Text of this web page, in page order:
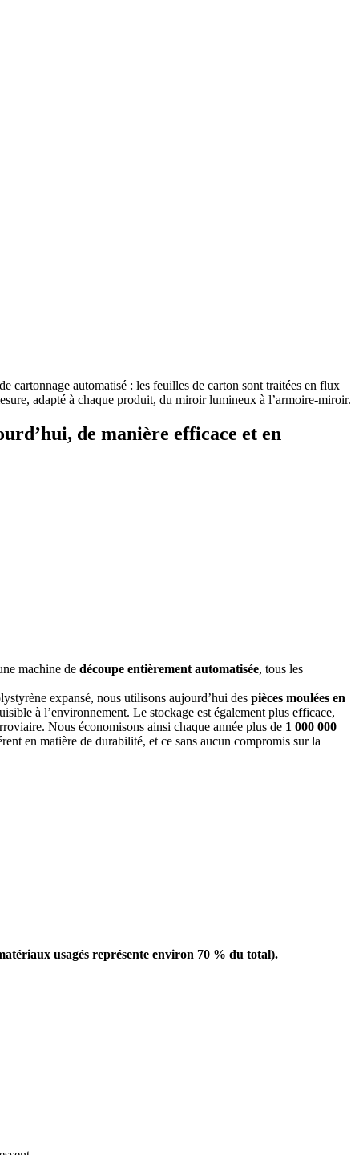
cartonnage automatisé : les feuilles de carton sont traitées en flux
adapté à chaque produit, du miroir lumineux à l’armoire-miroir.
de manière efficace et en
machine de découpe entièrement automatisée, tous les
expansé, nous utilisons aujourd’hui des pièces moulées en
à l’environnement. Le stockage est également plus efficace,
Nous économisons ainsi chaque année plus de 1 000 000
en matière de durabilité, et ce sans aucun compromis sur la
usagés représente environ 70 % du total).